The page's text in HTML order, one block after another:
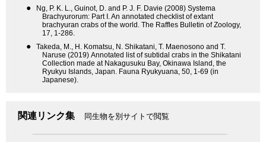
●
Ng, P. K. L., Guinot, D. and P. J. F. Davie (2008) Systema
Brachyurorum: Part I. An annotated checklist of extant
brachyuran crabs of the world. The Raffles Bulletin of Zoology,
17, 1-286.
●
Takeda, M., H. Komatsu, N. Shikatani, T. Maenosono and T.
Naruse (2019) Annotated list of subtidal crabs in the Shikatani
Collection made at Nakagusuku Bay, Okinawa Island, the
Ryukyu Islands, Japan. Fauna Ryukyuana, 50, 1-69 (in
Japanese).
関連リンク集 同生物を別サイトで閲覧